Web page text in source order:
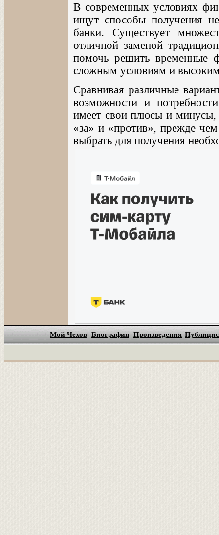
В современных условиях
ищут способы получения
банки. Существует
отличной заменой
помочь решить временные
сложным условиям и
Cравнивая различные
возможности и
имеет свои плюсы и минусы,
«за» и «против», прежде
выбрать для получения
Мой Чехов Биография Произведения